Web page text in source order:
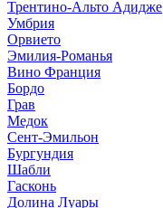
Трентино-Альто Адидже
Умбрия
Орвието
Эмилия-Романья
Вино Франция
Бордо
Грав
Медок
Сент-Эмильон
Бургундия
Шабли
Гасконь
Долина Луары